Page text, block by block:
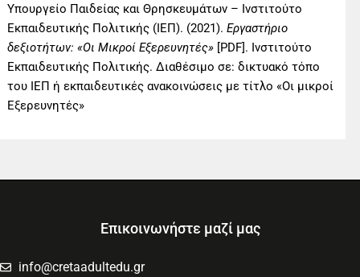
Υπουργείο Παιδείας και Θρησκευμάτων – Ινστιτούτο
Εκπαιδευτικής Πολιτικής (ΙΕΠ). (2021).Εργαστήριο
δεξιοτήτων: «Οι Μικροί Εξερευνητές» [PDF]. Ινστιτούτο
Εκπαιδευτικής Πολιτικής. Διαθέσιμο σε: δικτυακό τόπο
του ΙΕΠ ή εκπαιδευτικές ανακοινώσεις με τίτλο «Οι μικροί
Εξερευνητές»
Επικοινωνήστε μαζί μας
info@cretaadultedu.gr